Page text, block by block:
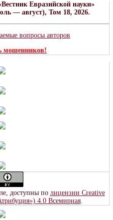
Евразийской науки»
— август), Том 18, 2026.
вопросы авторов
мошенников!
доступны по лицензии Creative
4.0 Всемирная.